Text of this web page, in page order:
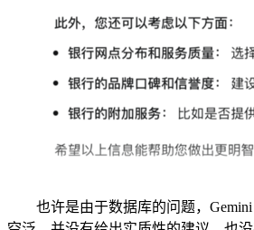
也许是由于数据库的问题，Gemini